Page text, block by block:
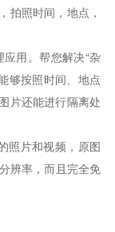
拍照时间，地点，
用。帮您解决“杂
够按照时间、地点
片还能进行隔离处
照片和视频，原图
辨率，而且完全免